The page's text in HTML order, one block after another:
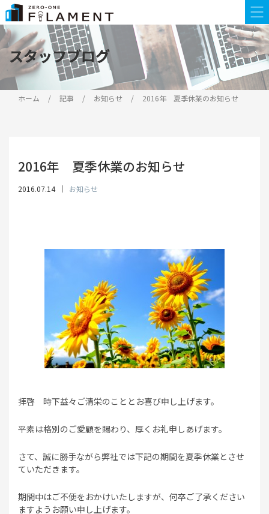
スタッフブログ
スタッフブログ
ホーム 記事 お知らせ 2016年 夏季休業のお知らせ
2016年 夏季休業のお知らせ
2016.07.14 お知らせ
拝啓 時下益々ご清栄のこととお喜び申し上げます。
平素は格別のご愛顧を賜わり、厚くお礼申しあげます。
さて、誠に勝手ながら弊社では下記の期間を夏季休業とさせ
ていただきます。
期間中はご不便をおかけいたしますが、何卒ご了承ください
ますようお願い申し上げます。